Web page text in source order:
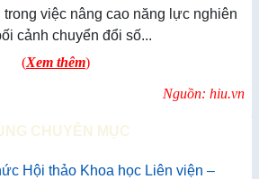
trong việc nâng cao năng lực nghiên
cảnh chuyển đổi số...
(Xem thêm)
Nguồn: hiu.vn
CHUYÊN MỤC
Hội thảo Khoa học Liên viện –